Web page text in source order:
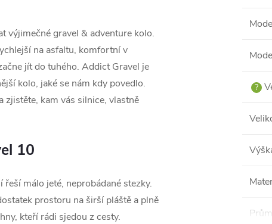
výjimečné gravel & adventure kolo.
na asfaltu, komfortní v
jít do tuhého. Addict Gravel je
kolo, jaké se nám kdy povedlo.
zjistěte, kam vás silnice, vlastně
10
málo jeté, neprobádané stezky.
prostoru na širší pláště a plně
kteří rádi sjedou z cesty.
?